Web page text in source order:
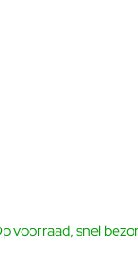
voorraad, snel